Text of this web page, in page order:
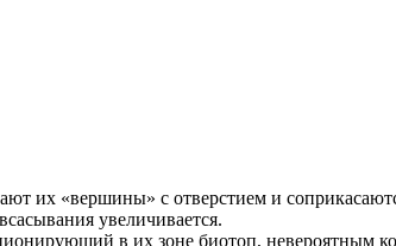
их «вершины» с отверстием и
увеличивается.
в их зоне биотоп, невероятным